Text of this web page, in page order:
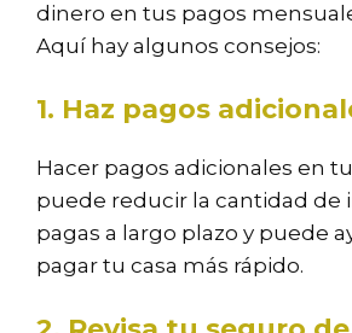
dinero en tus pagos
Aquí hay algunos consejos:
1. Haz pagos
Hacer pagos adicionales en
puede reducir la cantidad de
pagas a largo plazo y puede
pagar tu casa más rápido.